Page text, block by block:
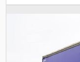
möglich. Bitte keine
gerne telefonisch
nach telefonischer
Zwischenverkauf
Bundesverband
Gütesiegel!